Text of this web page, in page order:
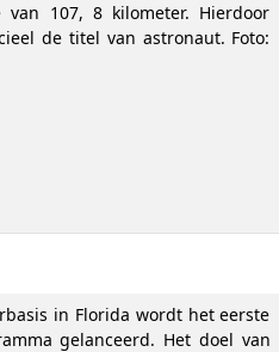
van 107, 8 kilometer. Hierdoor
de titel van astronaut. Foto:
in Florida wordt het eerste
gelanceerd. Het doel van